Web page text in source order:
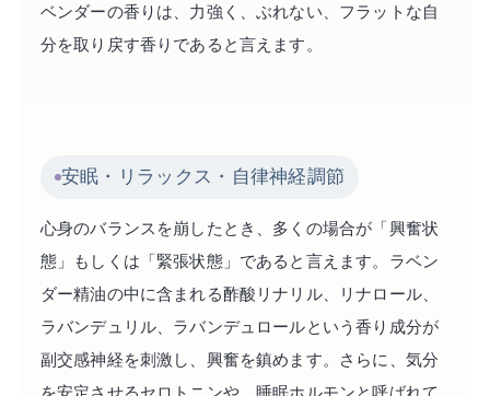
ベンダーの香りは、力強く、ぶれない、フラットな自
分を取り戻す香りであると言えます。
安眠・リラックス・自律神経調節
心身のバランスを崩したとき、多くの場合が「興奮状
態」もしくは「緊張状態」であると言えます。ラベン
ダー精油の中に含まれる酢酸リナリル、リナロール、
ラバンデュリル、ラバンデュロールという香り成分が
副交感神経を刺激し、興奮を鎮めます。さらに、気分